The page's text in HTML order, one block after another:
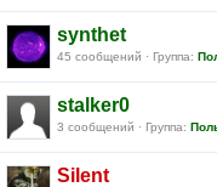
synthet
45 сообщений · Группа:
stalker0
3 сообщений · Группа:
Silent